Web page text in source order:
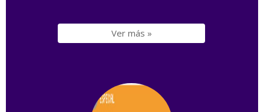
Ver más »